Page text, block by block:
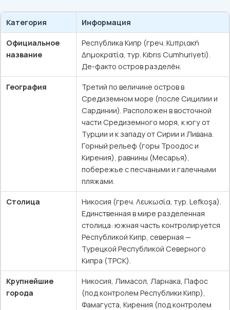
Категория Информация
Официальное
название
Республика Кипр (греч. Κυπριακή
Δημοκρατία, тур. Kıbrıs Cumhuriyeti).
Де-факто остров разделён.
География
Третий по величине остров в
Средиземном море (после Сицилии и
Сардинии). Расположен в восточной
части Средиземного моря, к югу от
Турции и к западу от Сирии и Ливана.
Горный рельеф (горы Троодос и
Кирения), равнины (Месарья),
побережье с песчаными и галечными
пляжами.
Столица
Никосия (греч. Λευκωσία, тур. Lefkoşa).
Единственная в мире разделенная
столица: южная часть контролируется
Республикой Кипр, северная —
Турецкой Республикой Северного
Кипра (ТРСК).
Крупнейшие
города
Никосия, Лимасол, Ларнака, Пафос
(под контролем Республики Кипр),
Фамагуста, Кирения (под контролем